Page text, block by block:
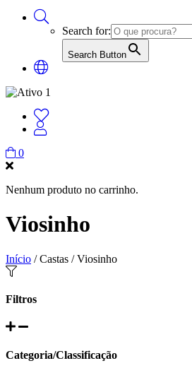
Search for:
Search Button
0
Nenhum produto no carrinho.
Viosinho
Início / Castas / Viosinho
Filtros
Categoria/Classificação